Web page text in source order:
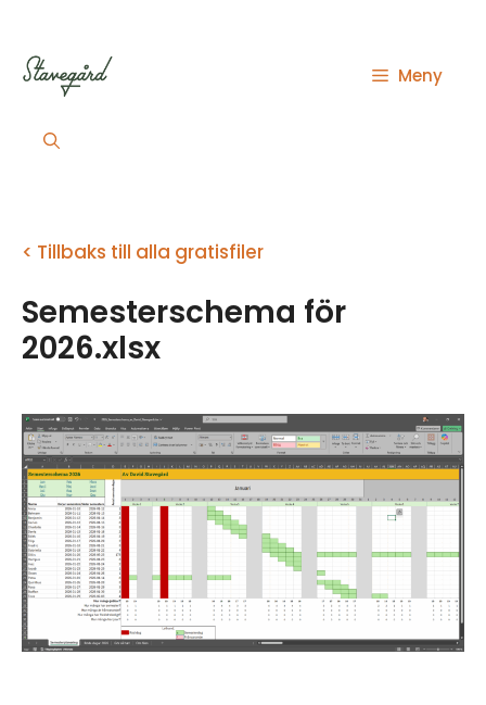
innehåll
Meny
< Tillbaks till alla gratisfiler
Semesterschema för
2026.xlsx